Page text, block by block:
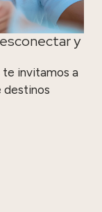
y
te invitamos a
destinos